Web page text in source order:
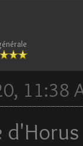
11:38